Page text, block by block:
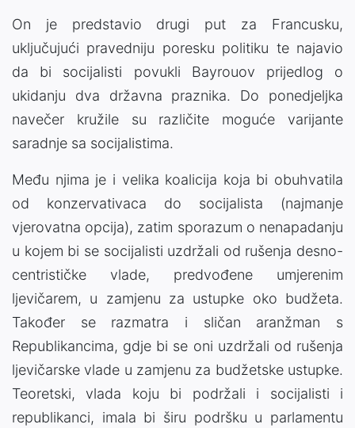
On je predstavio drugi put za Francusku,
uključujući pravedniju poresku politiku te najavio
da bi socijalisti povukli Bayrouov prijedlog o
ukidanju dva državna praznika. Do ponedjeljka
navečer kružile su različite moguće varijante
saradnje sa socijalistima.
Među njima je i velika koalicija koja bi obuhvatila
od konzervativaca do socijalista (najmanje
vjerovatna opcija), zatim sporazum o nenapadanju
u kojem bi se socijalisti uzdržali od rušenja desno-
centrističke vlade, predvođene umjerenim
ljevičarem, u zamjenu za ustupke oko budžeta.
Također se razmatra i sličan aranžman s
Republikancima, gdje bi se oni uzdržali od rušenja
ljevičarske vlade u zamjenu za budžetske ustupke.
Teoretski, vlada koju bi podržali i socijalisti i
republikanci, imala bi širu podršku u parlamentu